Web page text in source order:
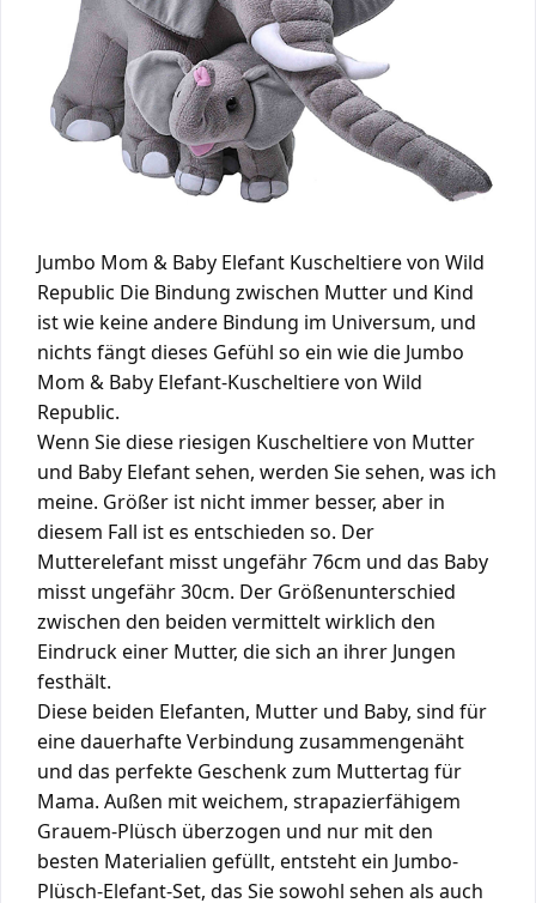
Jumbo Mom & Baby Elefant Kuscheltiere von Wild
Republic Die Bindung zwischen Mutter und Kind
ist wie keine andere Bindung im Universum, und
nichts fängt dieses Gefühl so ein wie die Jumbo
Mom & Baby Elefant-Kuscheltiere von Wild
Republic.
Wenn Sie diese riesigen Kuscheltiere von Mutter
und Baby Elefant sehen, werden Sie sehen, was ich
meine. Größer ist nicht immer besser, aber in
diesem Fall ist es entschieden so. Der
Mutterelefant misst ungefähr 76cm und das Baby
misst ungefähr 30cm. Der Größenunterschied
zwischen den beiden vermittelt wirklich den
Eindruck einer Mutter, die sich an ihrer Jungen
festhält.
Diese beiden Elefanten, Mutter und Baby, sind für
eine dauerhafte Verbindung zusammengenäht
und das perfekte Geschenk zum Muttertag für
Mama. Außen mit weichem, strapazierfähigem
Grauem-Plüsch überzogen und nur mit den
besten Materialien gefüllt, entsteht ein Jumbo-
Plüsch-Elefant-Set, das Sie sowohl sehen als auch